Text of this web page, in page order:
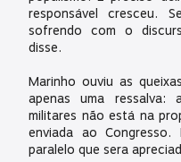
responsável cresceu.
sofrendo com o
disse.
Marinho ouviu as
apenas uma ressalva:
militares não está na
enviada ao
paralelo que sera